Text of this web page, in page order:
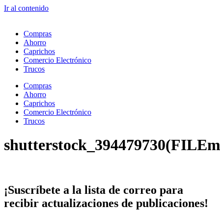
Ir al contenido
Compras
Ahorro
Caprichos
Comercio Electrónico
Trucos
Compras
Ahorro
Caprichos
Comercio Electrónico
Trucos
¡Suscríbete a la lista de correo para
recibir actualizaciones de publicaciones!